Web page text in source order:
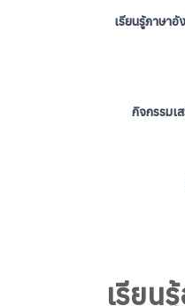
เรียนรู้ภาษา
กิจกรรมเ
เรียน